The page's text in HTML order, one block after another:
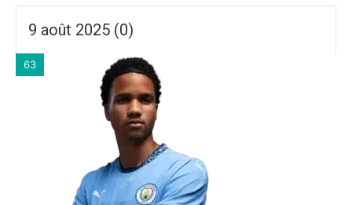
9 août 2025 (0)
63